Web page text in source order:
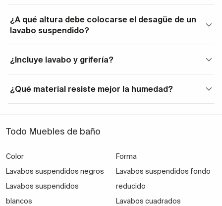
Compacto
Espacios
reducidos
Ocupa poco espacio,
Doble
Baños
Permite uso simultáneo
Medidas, disposición y guía de
La elección del tamaño y disposición de tu lavabo
Ancho Fondo Tipo de baño
¿A qué altura debe colocarse el desagüe de un
lavabo suspendido?
¿Incluye lavabo y grifería?
¿Qué material resiste mejor la humedad?
Todo Muebles de baño
Color
Lavabos suspendidos negros
Lavabos suspendidos
blancos
Forma
Lavabos suspendidos fondo
reducido
Lavabos cuadrados